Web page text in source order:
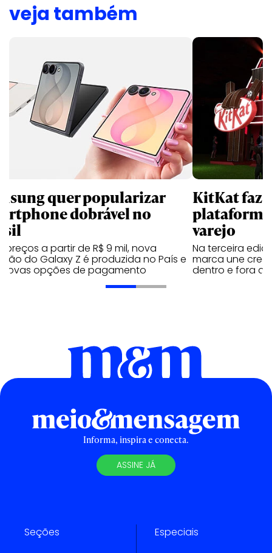
veja também
quer popularizar
dobrável no
preços a partir de R$ 9 mil, nova
do Galaxy Z é produzida no País e
opções de pagamento
KitKat faz
plataforma
varejo
Na terceira
marca une
dentro e fora
Informa, inspira e conecta.
ASSINE JÁ
Seções Especiais